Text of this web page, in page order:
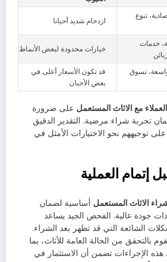
تنوع
ازدحام شديد أحيانا
خدمات
خيارات محدودة لبعض الأنماط
تسوق
قد تكون الأسعار أعلى في
بعض الأحيان
مع الاثاث المستعمل على ضرورة
تجربة شراء مرضية. التقدير الدقيق
على توجيههم نحو الاختيارات الأمثل في
إتمام العملية
الاثاث المستعمل أساسية لضمان
جودة عالية. الفحص الجيد يساعد
الشائعة التي قد تظهر بعد الشراء.
بالتحقق من الحالة العامة للأثاث، بما
هذه الإجراءات تضمن أن الاستثمار في